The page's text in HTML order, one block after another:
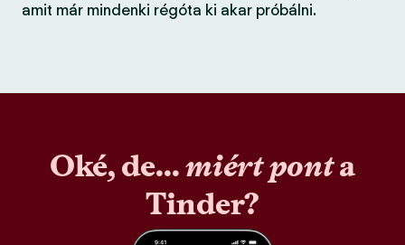
amit már mindenki régóta ki akar próbálni.
Oké, de...miért ponta
Tinder?